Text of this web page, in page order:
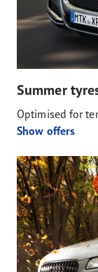
Summer
Optimised for
Show offers